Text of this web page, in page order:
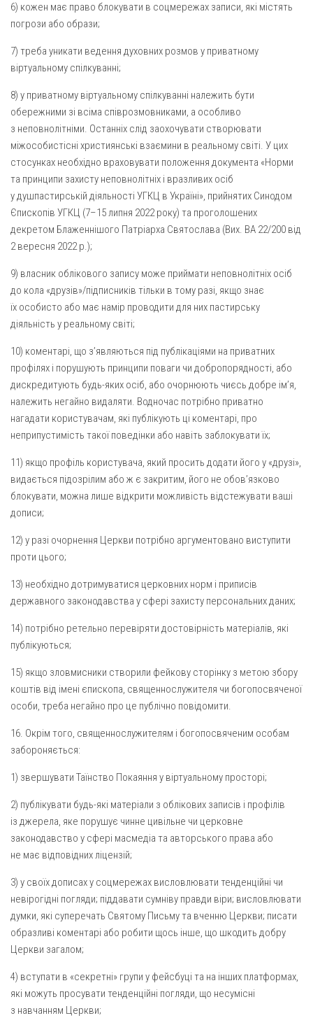
6) кожен має право блокувати в соцмережах записи, які містять
погрози або образи;
7) треба уникати ведення духовних розмов у приватному
віртуальному спілкуванні;
8) у приватному віртуальному спілкуванні належить бути
обережними зі всіма співрозмовниками, а особливо
з неповнолітніми. Останніх слід заохочувати створювати
міжособистісні християнські взаємини в реальному світі. У цих
стосунках необхідно враховувати положення документа «Норми
та принципи захисту неповнолітніх і вразливих осіб
у душпастирській діяльності УГКЦ в Україні», прийнятих Синодом
Єпископів УГКЦ (7–15 липня 2022 року) та проголошених
декретом Блаженнішого Патріарха Святослава (Вих. ВА 22/200 від
2 вересня 2022 р.);
9) власник облікового запису може приймати неповнолітніх осіб
до кола «друзів»/підписників тільки в тому разі, якщо знає
їх особисто або має намір проводити для них пастирську
діяльність у реальному світі;
10) коментарі, що з’являються під публікаціями на приватних
профілях і порушують принципи поваги чи добропорядності, або
дискредитують будь-яких осіб, або очорнюють чиєсь добре ім’я,
належить негайно видаляти. Водночас потрібно приватно
нагадати користувачам, які публікують ці коментарі, про
неприпустимість такої поведінки або навіть заблокувати їх;
11) якщо профіль користувача, який просить додати його у «друзі»,
видається підозрілим або ж є закритим, його не обов’язково
блокувати, можна лише відкрити можливість відстежувати ваші
дописи;
12) у разі очорнення Церкви потрібно аргументовано виступити
проти цього;
13) необхідно дотримуватися церковних норм і приписів
державного законодавства у сфері захисту персональних даних;
14) потрібно ретельно перевіряти достовірність матеріалів, які
публікуються;
15) якщо зловмисники створили фейкову сторінку з метою збору
коштів від імені єпископа, священнослужителя чи богопосвяченої
особи, треба негайно про це публічно повідомити.
16. Окрім того, священнослужителям і богопосвяченим особам
забороняється:
1) звершувати Таїнство Покаяння у віртуальному просторі;
2) публікувати будь-які матеріали з облікових записів і профілів
із джерела, яке порушує чинне цивільне чи церковне
законодавство у сфері масмедіа та авторського права або
не має відповідних ліцензій;
3) у своїх дописах у соцмережах висловлювати тенденційні чи
невірогідні погляди; піддавати сумніву правди віри; висловлювати
думки, які суперечать Святому Письму та вченню Церкви; писати
образливі коментарі або робити щось інше, що шкодить добру
Церкви загалом;
4) вступати в «секретні» групи у фейсбуці та на інших платформах,
які можуть просувати тенденційні погляди, що несумісні
з навчанням Церкви;